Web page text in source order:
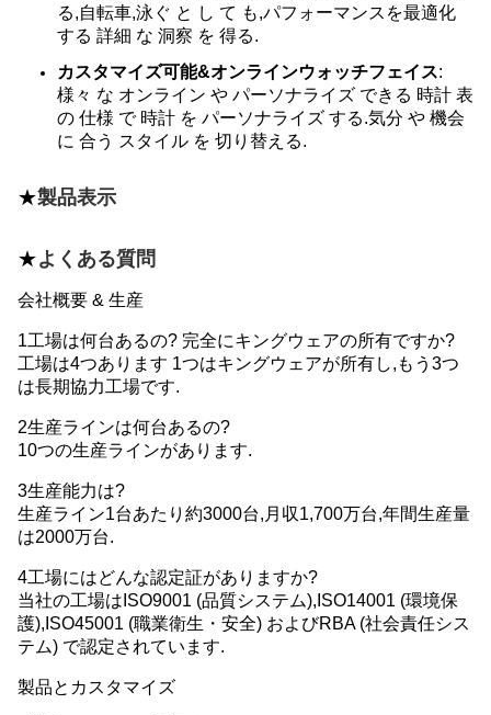
る,自転車,泳ぐ と し て も,パフォーマンスを最適化
する 詳細 な 洞察 を 得る.
カスタマイズ可能&オンラインウォッチフェイス:
様々 な オンライン や パーソナライズ できる 時計 表
の 仕様 で 時計 を パーソナライズ する.気分 や 機会
に 合う スタイル を 切り替える.
★製品表示
★よくある質問
会社概要 & 生産
1工場は何台あるの? 完全にキングウェアの所有ですか?
工場は4つあります 1つはキングウェアが所有し,もう3つ
は長期協力工場です.
2生産ラインは何台あるの?
10つの生産ラインがあります.
3生産能力は?
生産ライン1台あたり約3000台,月収1,700万台,年間生産量
は2000万台.
4工場にはどんな認定証がありますか?
当社の工場はISO9001 (品質システム),ISO14001 (環境保
護),ISO45001 (職業衛生・安全) およびRBA (社会責任シス
テム) で認定されています.
製品とカスタマイズ